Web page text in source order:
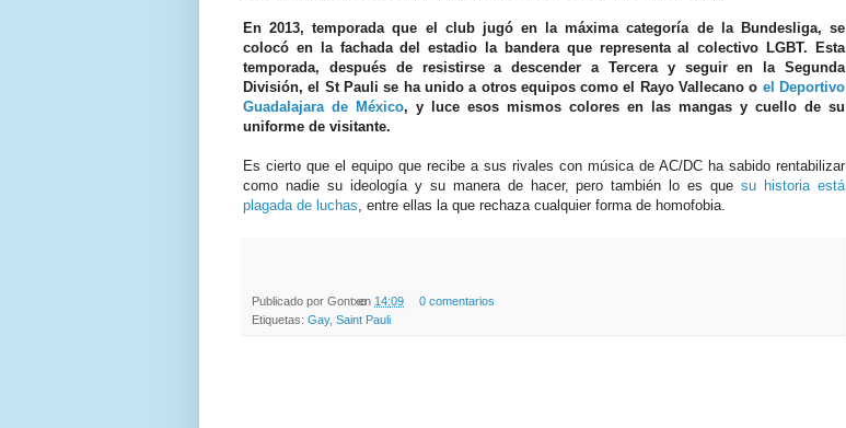
En 2013, temporada que el club jugó en la máxima categoría de la Bundesliga, se
colocó en la fachada del estadio la bandera que representa al colectivo LGBT. Esta
temporada, después de resistirse a descender a Tercera y seguir en la Segunda
División, el St Pauli se ha unido a otros equipos como el Rayo Vallecano o el Deportivo
Guadalajara de México, y luce esos mismos colores en las mangas y cuello de su
uniforme de visitante.
Es cierto que el equipo que recibe a sus rivales con música de AC/DC ha sabido rentabilizar
como nadie su ideología y su manera de hacer, pero también lo es quesu historia está
plagada de luchas, entre ellas la que rechaza cualquier forma de homofobia.
Publicado por Gontxoen 14:09
0 comentarios
Etiquetas: Gay, Saint Pauli